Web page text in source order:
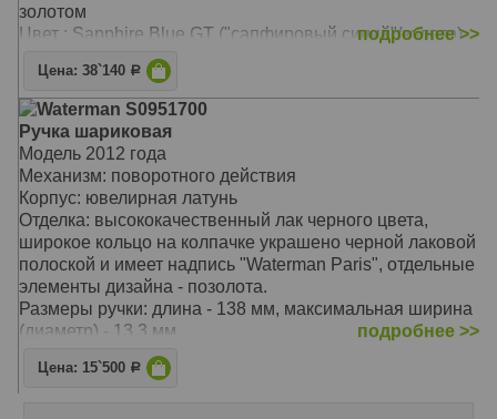
золотом
Цвет : Sapphire Blue GT ("сапфировый синий"/золото)
используются стандартные стержни Waterman для
шариковых ручек
каждая ручка имеет свой порядковый номер,
состоящий из шести цифр
номер указан на зажиме ручки, нумерация началась с
000001
детали дизайна покрыты золотом
колпачок покрыт золотом с сатиновым эффектом
корпус из высококачественного акрила изумительного
синего цвета
ручка упакована в специальную подарочную коробку,
формой напоминающую коробку для сигар
Другой артикул: WT010223/32
подробнее >>
Цена: 38`140 Р
Waterman S0951700
Ручка шариковая
Модель 2012 года
Механизм: поворотного действия
Корпус: ювелирная латунь
Отделка: высококачественный лак черного цвета,
широкое кольцо на колпачке украшено черной лаковой
полоской и имеет надпись "Waterman Paris", отдельные
элементы дизайна - позолота.
Размеры ручки: длина - 138 мм, максимальная ширина
(диаметр) - 13,3 мм.
Вес ручки: 34 гр.
Цвет: лаковый черный / золотой.
подробнее >>
Цена: 15`500 Р